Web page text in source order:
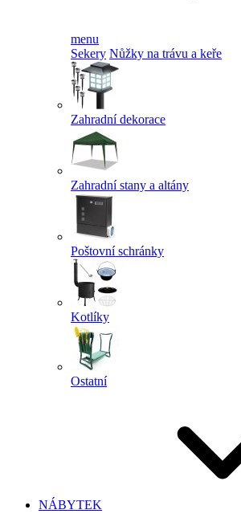
menu
Sekery Nůžky na trávu a keře
Zahradní dekorace
Zahradní stany a altány
Poštovní schránky
Kotlíky
Ostatní
NÁBYTEK